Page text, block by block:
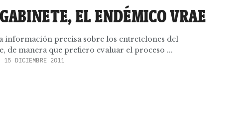
EL ENDÉMICO VRAE
información precisa sobre los entretelones del
de manera que prefiero evaluar el proceso ...
15 DICIEMBRE 2011